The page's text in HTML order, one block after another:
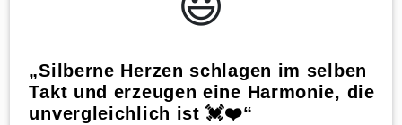
„Silberne Herzen schlagen im selben
Takt und erzeugen eine Harmonie, die
unvergleichlich ist 💓❤️“